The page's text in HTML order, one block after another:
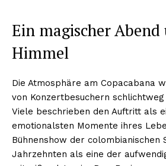
Ein magischer
Himmel
Die Atmosphäre am Copacabana
von Konzertbesuchern schlichtweg
Viele beschrieben den Auftritt als
emotionalsten Momente ihres
Bühnenshow der colombianischen
Jahrzehnten als eine der